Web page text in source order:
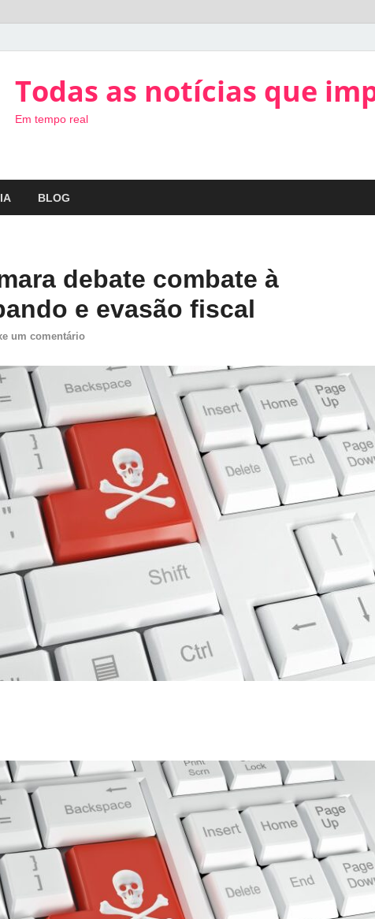
Todas as notícias que
Em tempo real
BLOG
debate combate à
e evasão fiscal
um comentário